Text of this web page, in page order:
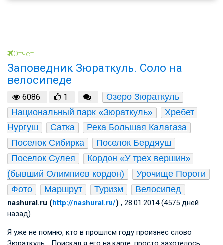
Отчет
Заповедник Зюраткуль. Соло на
велосипеде
6086 1
Озеро Зюраткуль
Национальный парк «Зюраткуль»
Хребет
Нургуш
Сатка
Река Большая Калагаза
Поселок Сибирка
Поселок Бердяуш
Поселок Сулея
Кордон «У трех вершин»
(бывший Олимпиев кордон)
Урочище Пороги
Фото
Маршрут Туризм Велосипед
nashural.ru (http://nashural.ru/) , 28.01.2014 (4575 дней
назад)
Я уже не помню, кто в прошлом году произнес слово